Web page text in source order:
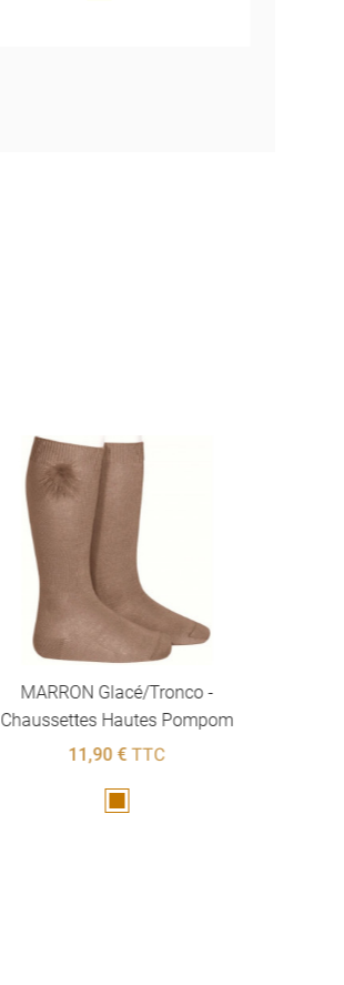
MARRON Glacé/Tronco -
Chaussettes Hautes Pompom
11,90 €TTC
Marron